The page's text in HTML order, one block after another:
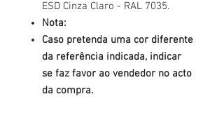
ESD Cinza Claro - RAL 7035.
Nota:
Caso pretenda uma cor diferente
da referência indicada, indicar
se faz favor ao vendedor no acto
da compra.